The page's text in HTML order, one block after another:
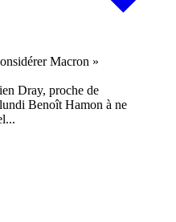
Dray, proche de
Benoît Hamon à ne